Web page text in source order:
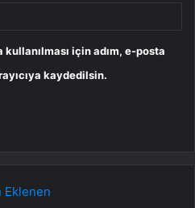
için adım, e-posta
kaydedilsin.
Eklenen